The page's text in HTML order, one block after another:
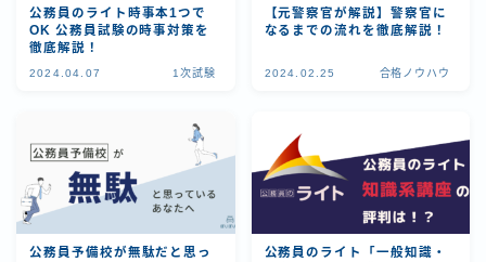
公務員のライト時事本1つで
OK 公務員試験の時事対策を
徹底解説！
2024.04.07 1次試験
【元警察官が解説】警察官に
なるまでの流れを徹底解説！
2024.02.25 合格ノウハウ
公務員予備校が無駄だと思っ
公務員のライト「一般知識・